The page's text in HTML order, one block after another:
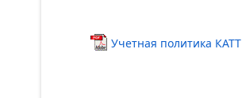
Учетная политика КАТТ